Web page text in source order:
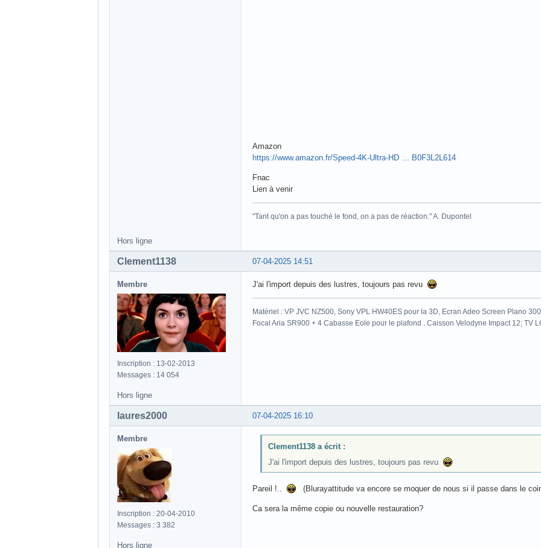
Amazon
https://www.amazon.fr/Speed-4K-Ultra-HD … B0F3L2L614
Fnac
Lien à venir
"Tant qu'on a pas touché le fond, on a pas de réaction." A. Dupontel
Hors ligne
07-04-2025 14:51
Clement1138
Membre
Inscription : 13-02-2013
Messages : 14 054
J'ai l'import depuis des lustres, toujours pas revu
Matériel : VP JVC NZ500, Sony VPL HW40ES pour la 3D, Ecran Adeo Screen Plano
Focal Aria SR900 + 4 Cabasse Eole pour le plafond . Caisson Velodyne Impact 12; TV
Hors ligne
07-04-2025 16:10
laures2000
Membre
Inscription : 20-04-2010
Messages : 3 382
Clement1138 a écrit :
J'ai l'import depuis des lustres, toujours pas revu
Pareil !.. (Blurayattitude va encore se moquer de nous si il passe dans le
Ca sera la même copie ou nouvelle restauration?
Hors ligne